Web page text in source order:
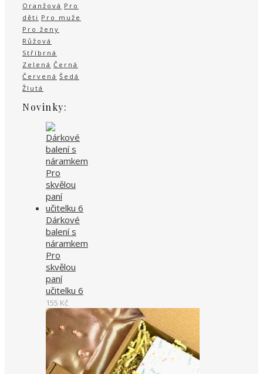
Oranžová Pro
děti Pro muže
Pro ženy
Růžová
Stříbrná
Zelená Černá
Červená Šedá
Žlutá
Novinky:
Dárkové
balení s
náramkem
Pro
skvělou
paní
učitelku 6
155 Kč